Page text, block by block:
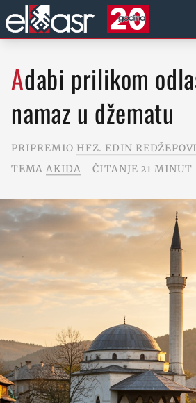
Adabi prilikom odlaska na
namaz u džematu
PRIPREMIO HFZ. EDIN
TEMA AKIDA ČITANJE 21 MINUT